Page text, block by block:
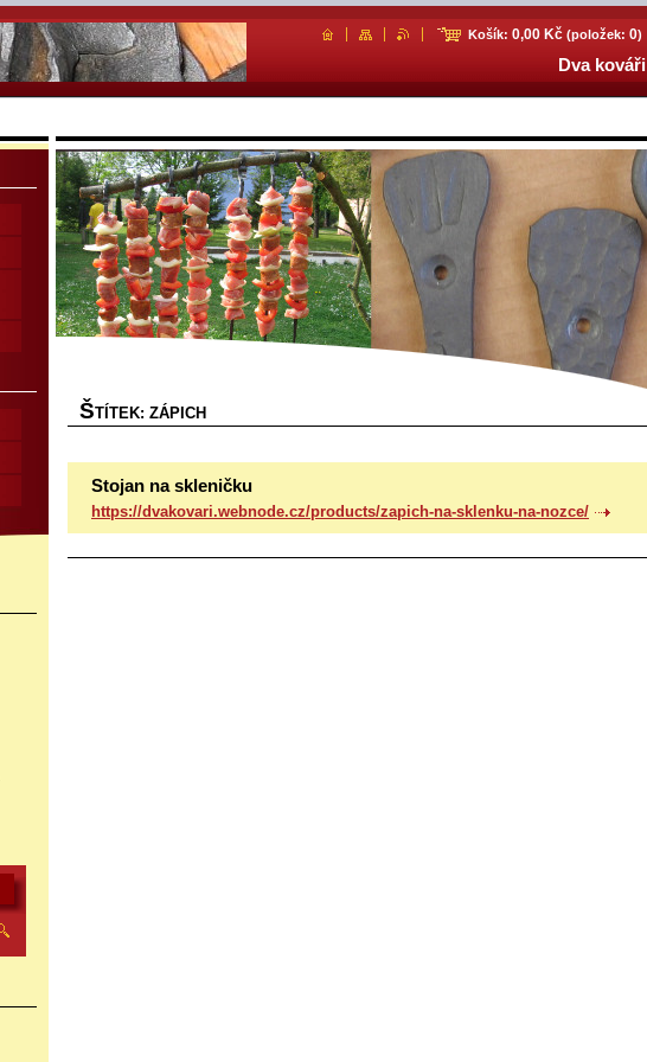
Košík: 0,00 Kč (položek: 0)
Dva kováři
ŠTÍTEK: ZÁPICH
Stojan na skleničku
https://dvakovari.webnode.cz/products/zapich-na-sklenku-na-nozce/